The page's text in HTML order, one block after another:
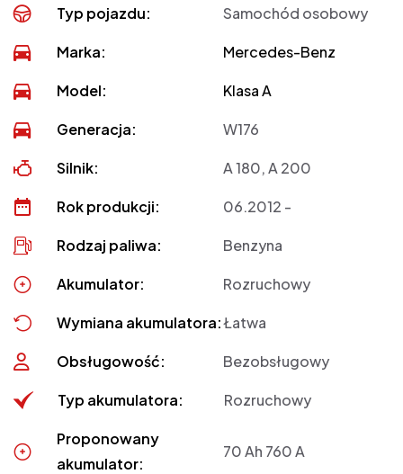
Typ pojazdu: Samochód osobowy
Marka: Mercedes-Benz
Model: Klasa A
Generacja: W176
Silnik: A 180, A 200
Rok produkcji: 06.2012 -
Rodzaj paliwa: Benzyna
Akumulator: Rozruchowy
Wymiana akumulatora:Łatwa
Obsługowość: Bezobsługowy
Typ akumulatora: Rozruchowy
Proponowany
akumulator:
70 Ah 760 A